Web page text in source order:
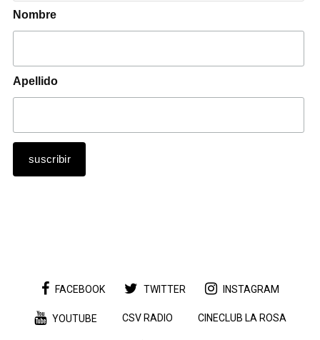
Nombre
Apellido
FACEBOOK TWITTER INSTAGRAM
YOUTUBE CSV RADIO CINECLUB LA ROSA